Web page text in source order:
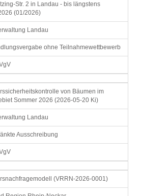
Str. 2 in Landau - bis längstens
(01/2026)
Landau
ohne Teilnahmewettbewerb
von Bäumen im
Sommer 2026 (2026-05-20 Ki)
Landau
Ausschreibung
(VRRN-2026-0001)